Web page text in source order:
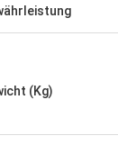
(Kg)